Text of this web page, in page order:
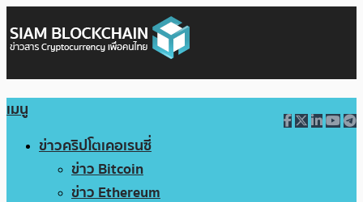
เมนู
ข่าวคริปโตเคอเรนซี่
ข่าว Bitcoin
ข่าว Ethereum